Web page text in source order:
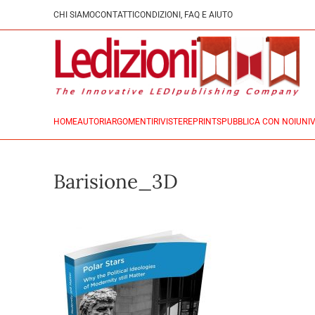
CHI SIAMOCONTATTI CONDIZIONI, FAQ E AIUTO
HOMEAUTORI ARGOMENTI RIVISTEREPRINTSPUBBLICA CON NOI
Barisione_3D